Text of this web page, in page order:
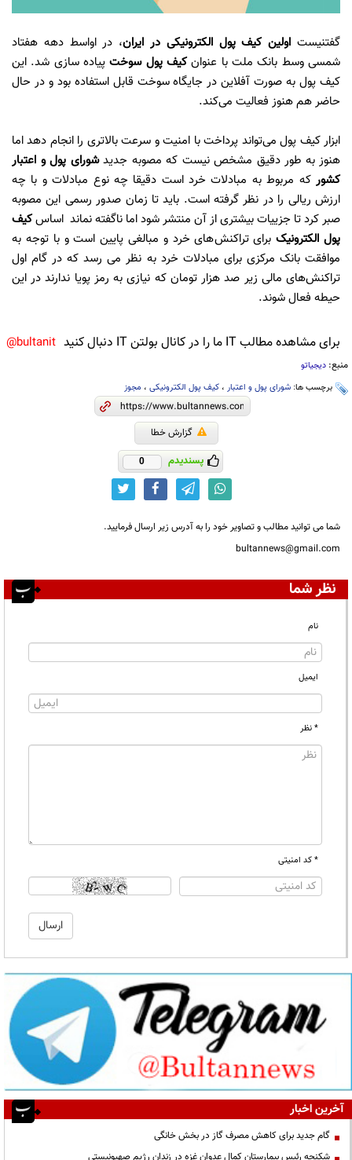
گفتنیستاولین کیف پول الکترونیکی در ایران، در اواسط دهه هفتاد
شمسی وسط بانک ملت با عنوانکیف پول سوختپیاده سازی شد. این
کیف پول به صورت آفلاین در جایگاه سوخت قابل استفاده بود و در حال
حاضر هم هنوز فعالیت می‌کند.
ابزار کیف پول می‌تواند پرداخت با امنیت و سرعت بالاتری را انجام دهد اما
هنوز به طور دقیق مشخص نیست که مصوبه جدیدشورای پول و اعتبار
کشور که مربوط به مبادلات خرد است دقیقا چه نوع مبادلات و با چه
ارزش ریالی را در نظر گرفته است. باید تا زمان صدور رسمی این مصوبه
صبر کرد تا جزییات بیشتری از آن منتشر شود اما ناگفته نماند اساسکیف
پول الکترونیکبرای تراکنش‌های خرد و مبالغی پایین است و با توجه به
موافقت بانک مرکزی برای مبادلات خرد به نظر می رسد که در گام اول
تراکنش‌های مالی زیر صد هزار تومان که نیازی به رمز پویا ندارند در این
حیطه فعال شوند.
برای مشاهده مطالب IT ما را در کانال بولتن IT دنبال کنید bultanit@
منبع: دیجیاتو
برچسب ها: شورای پول و اعتبار ، کیف پول الکترونیکی ، مجوز
گزارش خطا
پسندیدم 0
شما می توانید مطالب و تصاویر خود را به آدرس زیر ارسال فرمایید.
bultannews@gmail.com
نظر شما
نام
ایمیل
* نظر
* کد امنیتی
آخرین اخبار
گام جدید برای کاهش مصرف گاز در بخش خانگی
شکنجه رئیس بیمارستان کمال عدوان غزه در زندان رژیم صهیونیستی